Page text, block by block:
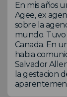
En mis años
Agee, ex
sobre la
mundo. Tuvo
Canada. En
habia
Salvador
la gestacion